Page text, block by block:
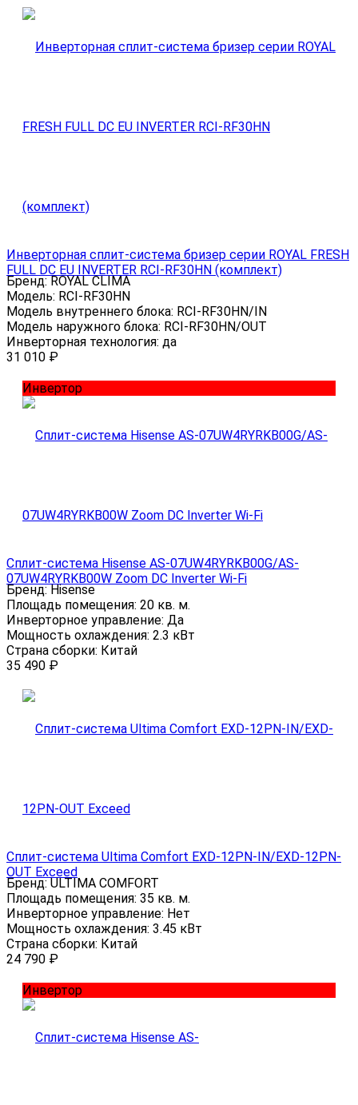
Инверторная сплит-система бризер серии ROYAL FRESH
FULL DC EU INVERTER RCI-RF30HN (комплект)
Бренд: ROYAL CLIMA
Модель: RCI-RF30HN
Модель внутреннего блока: RCI-RF30HN/IN
Модель наружного блока: RCI-RF30HN/OUT
Инверторная технология: да
31 010 ₽
Инвертор
Сплит-система Hisense AS-07UW4RYRKB00G/AS-
07UW4RYRKB00W Zoom DC Inverter Wi-Fi
Бренд: Hisense
Площадь помещения: 20 кв. м.
Инверторное управление: Да
Мощность охлаждения: 2.3 кВт
Страна сборки: Китай
35 490 ₽
Сплит-система Ultima Comfort EXD-12PN-IN/EXD-12PN-
OUT Exceed
Бренд: ULTIMA COMFORT
Площадь помещения: 35 кв. м.
Инверторное управление: Нет
Мощность охлаждения: 3.45 кВт
Страна сборки: Китай
24 790 ₽
Инвертор